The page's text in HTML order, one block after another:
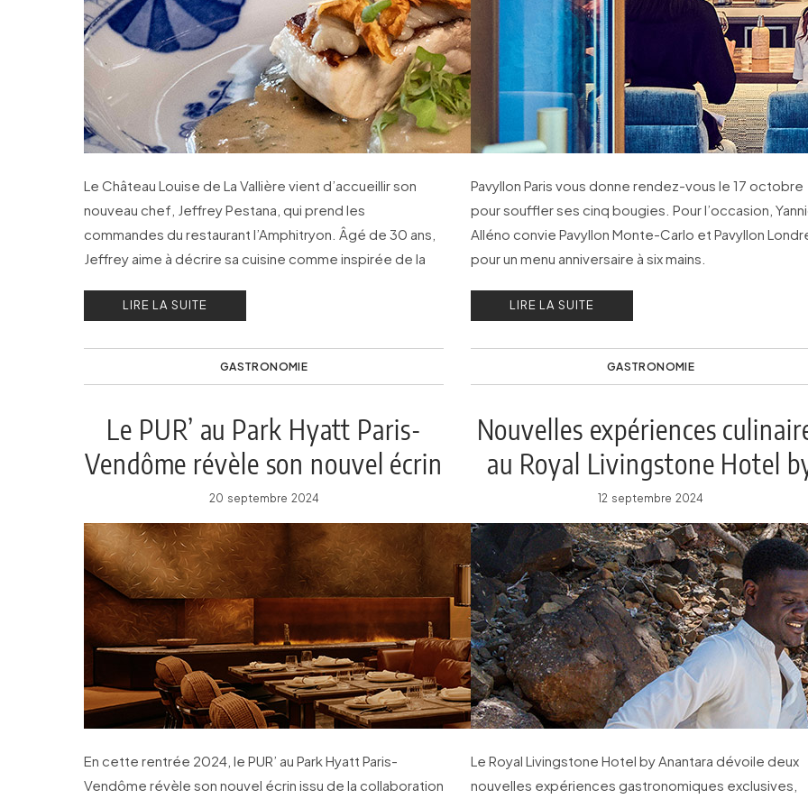
Le Château Louise de La Vallière vient d’accueillir son
nouveau chef, Jeffrey Pestana, qui prend les
commandes du restaurant l’Amphitryon. Âgé de 30 ans,
Jeffrey aime à décrire sa cuisine comme inspirée de la
LIRE LA SUITE
GASTRONOMIE
Pavyllon Paris vous donne rendez-vous le 17 octobre
pour souffler ses cinq bougies. Pour l’occasion,
Alléno convie Pavyllon Monte-Carlo et Pavyllon
pour un menu anniversaire à six mains.
LIRE LA SUITE
GASTRONOMIE
Le PUR’ au Park Hyatt Paris-
Vendôme révèle son nouvel écrin
20 septembre 2024
En cette rentrée 2024, le PUR’ au Park Hyatt Paris-
Vendôme révèle son nouvel écrin issu de la collaboration
Nouvelles expériences
au Royal Livingstone Hotel
Anantara
12 septembre 2024
Le Royal Livingstone Hotel by Anantara dévoile deux
nouvelles expériences gastronomiques exclusives,